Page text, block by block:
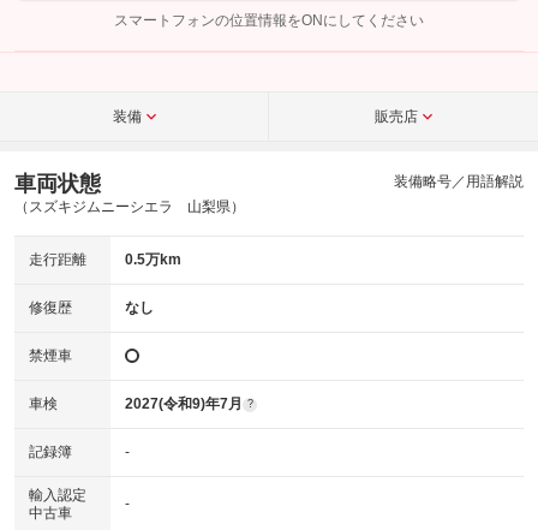
こちら
スマートフォンの位置情報をONにしてください
装備 販売店
車両状態
（スズキジムニーシエラ 山梨県）
装備略号／用語解説
走行距離 0.5万km
修復歴 なし
禁煙車
車検 2027(令和9)年7月 ?
記録簿 -
輸入認定
中古車
-